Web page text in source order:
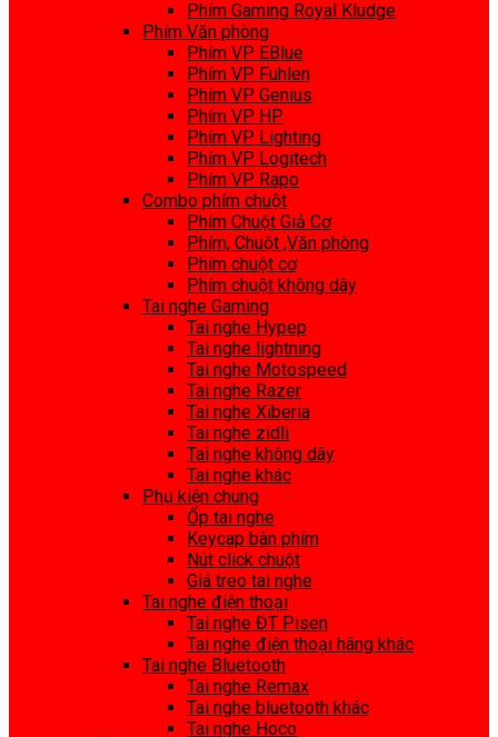
Phím Gaming Royal Kludge
Phím Văn phòng
Phím VP EBlue
Phím VP Fuhlen
Phím VP Genius
Phím VP HP
Phím VP Lighting
Phím VP Logitech
Phím VP Rapo
Combo phím chuột
Phím Chuột Giả Cơ
Phím, Chuột ,Văn phòng
Phím chuột cơ
Phím chuột không dây
Tai nghe Gaming
Tai nghe Hypep
Tai nghe lightning
Tai nghe Motospeed
Tai nghe Razer
Tai nghe Xiberia
Tai nghe zidli
Tai nghe không dây
Tai nghe khác
Phụ kiện chung
Ốp tai nghe
Keycap bàn phím
Nút click chuột
Giá treo tai nghe
Tai nghe điện thoại
Tai nghe ĐT Pisen
Tai nghe điện thoại hãng khác
Tai nghe Bluetooth
Tai nghe Remax
Tai nghe bluetooth khác
Tai nghe Hoco